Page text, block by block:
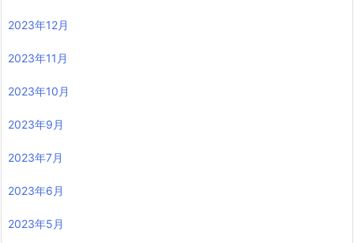
2023年12月
2023年11月
2023年10月
2023年9月
2023年7月
2023年6月
2023年5月